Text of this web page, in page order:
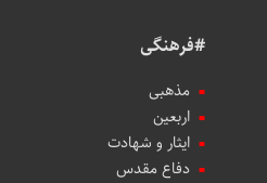
#فرهنگی
مذهبی
اربعین
ایثار و شهادت
دفاع مقدس